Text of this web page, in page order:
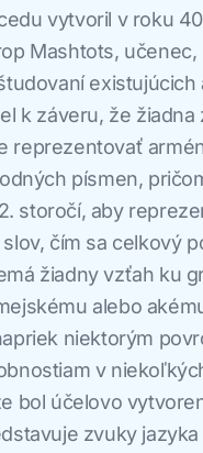
vytvoril v roku
Mashtots, učenec,
existujúcich
k záveru, že žiadna
reprezentovať
písmen,
storočí, aby
čím sa celkový
žiadny vzťah ku
alebo
niektorým
v
bol účelovo
zvuky jazyka